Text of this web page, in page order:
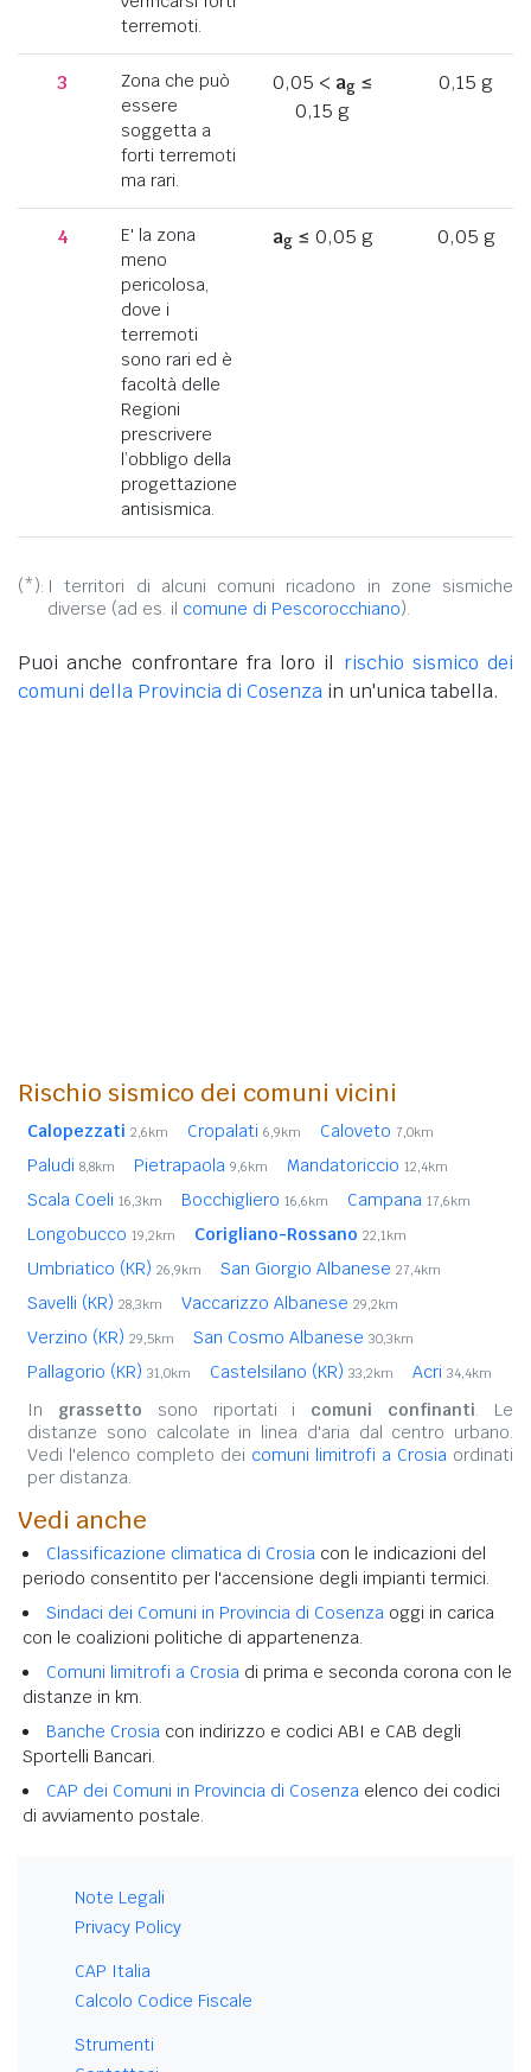
terremoti.
3
Zona che può
essere
soggetta a
forti terremoti
ma rari.
0,05 < ag≤
0,15 g
0,15 g
4
E' la zona
meno
pericolosa,
dove i
terremoti
sono rari ed è
facoltà delle
Regioni
prescrivere
l’obbligo della
progettazione
antisismica.
ag≤ 0,05 g 0,05 g
(*): I territori di alcuni comuni ricadono in zone sismiche
diverse (ad es. il comune di Pescorocchiano).
Puoi anche confrontare fra loro il rischio sismico dei
comuni della Provincia di Cosenza in un'unica tabella.
Rischio sismico dei comuni vicini
Calopezzati 2,6km Cropalati 6,9km Caloveto 7,0km
Paludi 8,8km Pietrapaola 9,6km Mandatoriccio 12,4km
Scala Coeli 16,3km Bocchigliero 16,6km Campana 17,6km
Longobucco 19,2km Corigliano-Rossano 22,1km
Umbriatico (KR) 26,9km San Giorgio Albanese 27,4km
Savelli (KR) 28,3km Vaccarizzo Albanese 29,2km
Verzino (KR) 29,5km San Cosmo Albanese 30,3km
Pallagorio (KR) 31,0km Castelsilano (KR) 33,2km Acri 34,4km
In grassetto sono riportati i comuni confinanti. Le
distanze sono calcolate in linea d'aria dal centro urbano.
Vedi l'elenco completo dei comuni limitrofi a Crosia ordinati
per distanza.
Vedi anche
Classificazione climatica di Crosia con le indicazioni del
periodo consentito per l'accensione degli impianti termici.
Sindaci dei Comuni in Provincia di Cosenza oggi in carica
con le coalizioni politiche di appartenenza.
Comuni limitrofi a Crosia di prima e seconda corona con le
distanze in km.
Banche Crosia con indirizzo e codici ABI e CAB degli
Sportelli Bancari.
CAP dei Comuni in Provincia di Cosenza elenco dei codici
di avviamento postale.
Note Legali
Privacy Policy
CAP Italia
Calcolo Codice Fiscale
Strumenti